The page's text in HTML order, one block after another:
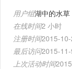
用户组湖中的水草
在线时间2 小时
注册时间2015-
最后访问2015-
上次活动时间